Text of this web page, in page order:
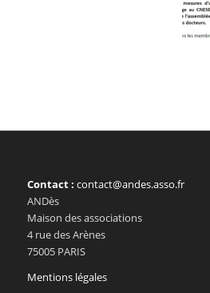
Contact : contact@andes.asso.fr
ANDès
Maison des associations
4 rue des Arènes
75005 PARIS
Mentions légales